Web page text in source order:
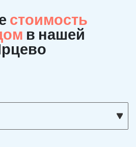
стоимость
в нашей